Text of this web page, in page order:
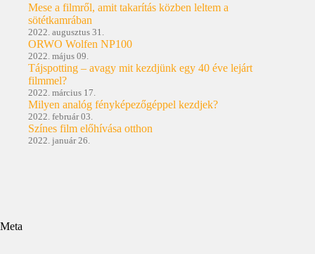
Mese a filmről, amit takarítás közben leltem a
sötétkamrában
2022. augusztus 31.
ORWO Wolfen NP100
2022. május 09.
Tájspotting – avagy mit kezdjünk egy 40 éve lejárt
filmmel?
2022. március 17.
Milyen analóg fényképezőgéppel kezdjek?
2022. február 03.
Színes film előhívása otthon
2022. január 26.
Meta